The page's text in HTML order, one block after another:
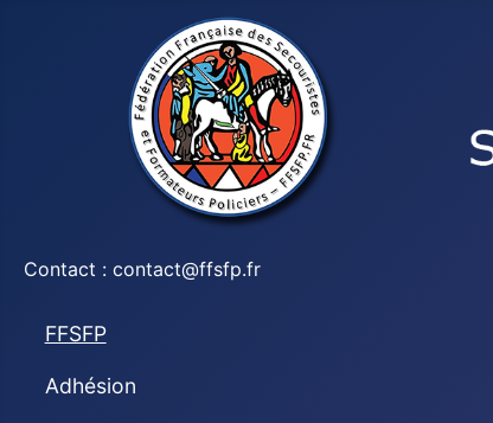
Contact : contact@ffsfp.fr
FFSFP
Adhésion